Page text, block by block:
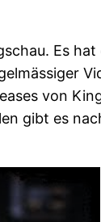
Es
von
gibt es